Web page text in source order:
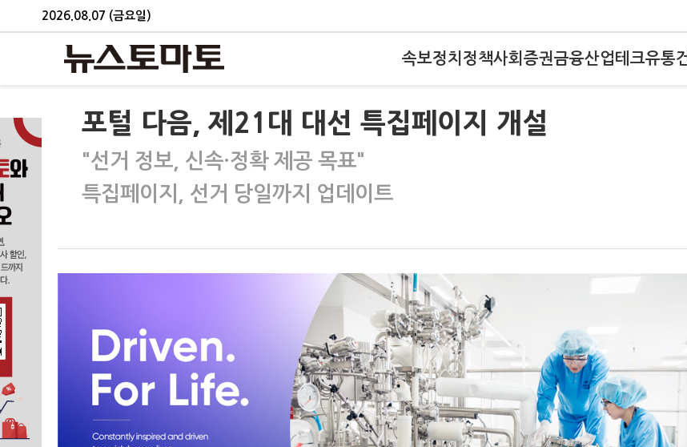
2026.08.07 (금요일)
속보정치 정책사회 증권금융산업테크유통
포털 다음, 제21대 대선 특집페이지 개설
"선거 정보, 신속·정확 제공 목표"
특집페이지, 선거 당일까지 업데이트